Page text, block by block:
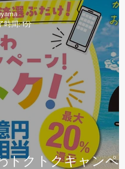
トクトクキャンペー
時間: 1分